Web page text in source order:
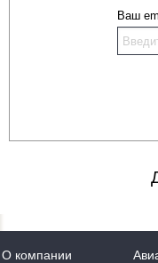
Ваш
О компании